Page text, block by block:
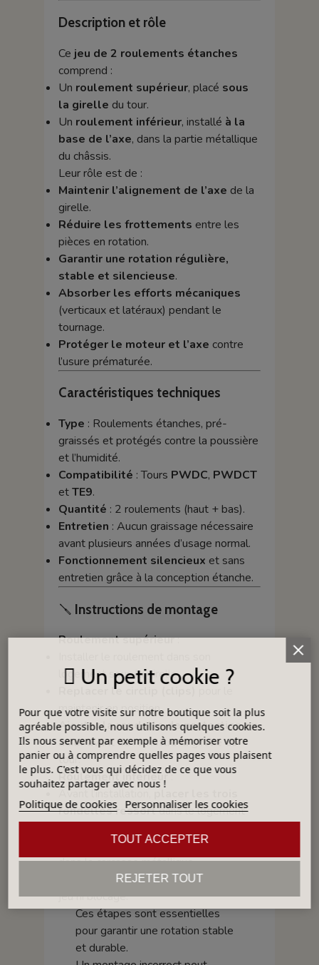
Description et rôle
Ce jeu de 2 roulements étanches
comprend :
Un roulement supérieur, placé sous
la girelle du tour.
Un roulement inférieur, installé à la
base de l’axe, dans la partie métallique
du châssis.
Leur rôle est de :
Maintenir l’alignement de l’axe de la
girelle.
Réduire les frottements entre les
pièces en rotation.
Garantir une rotation régulière,
stable et silencieuse.
Absorber les efforts mécaniques
(verticaux et latéraux) pendant le
tournage.
Protéger le moteur et l’axe contre
l’usure prématurée.
Caractéristiques techniques
Type : Roulements étanches, pré-
graissés et protégés contre la poussière
et l’humidité.
Compatibilité : Tours PWDC, PWDCT
etTE9.
Quantité : 2 roulements (haut + bas).
Entretien : Aucun graissage nécessaire
avant plusieurs années d’usage normal.
Fonctionnement silencieux et sans
entretien grâce à la conception étanche.
🪛 Instructions de montage
Roulement supérieur:
logement sous la girelle.
Replacer le circlip (clips)
maintenir en position.
Ajouter la rondelle de protection en
acieravant de remettre la girelle du
tour.
Roulement inférieur:
Avant l’installation,
rondelles ressortdans le logement
Insérer ensuite le roulement inférieur
dans la carcasse métallique.
Vérifier que l’axe tourne librement sans
jeu ni blocage.
Ces étapes sont essentielles
pour garantir une rotation stable
et durable.
Un petit cookie ?
Pour que votre visite sur notre boutique soit la plus
agréable possible, nous utilisons quelques cookies.
Ils nous servent par exemple à mémoriser votre
panier ou à comprendre quelles pages vous plaisent
le plus. C'est vous qui décidez de ce que vous
souhaitez partager avec nous !
Politique de cookies Personnaliser les cookies
REJETER TOUT
TOUT ACCEPTER